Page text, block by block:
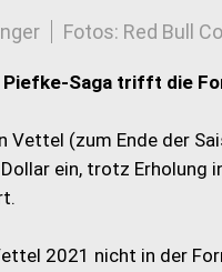
Fotos: Red Bull
Piefke-Saga trifft die
Vettel (zum Ende der
ein, trotz
2021 nicht in der